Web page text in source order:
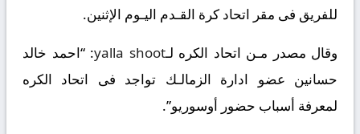
للفريق فى مقر اتحاد كرة القـدم اليـوم الإثنين.
وقال مصدر مـن اتحاد الكره لـyalla shoot
: “احمد خالد
حسانين عضو ادارة الزمالـك تواجد فى اتحاد الكره
لمعرفة أسباب حضور أوسوريو”.